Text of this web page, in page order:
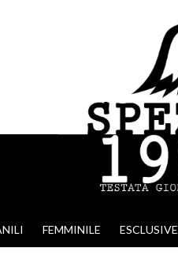
FEMMINILE ESCLUSIVE